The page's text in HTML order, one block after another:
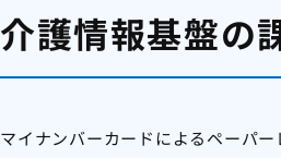
介護情報基盤の
マイナンバーカードによるペーパ